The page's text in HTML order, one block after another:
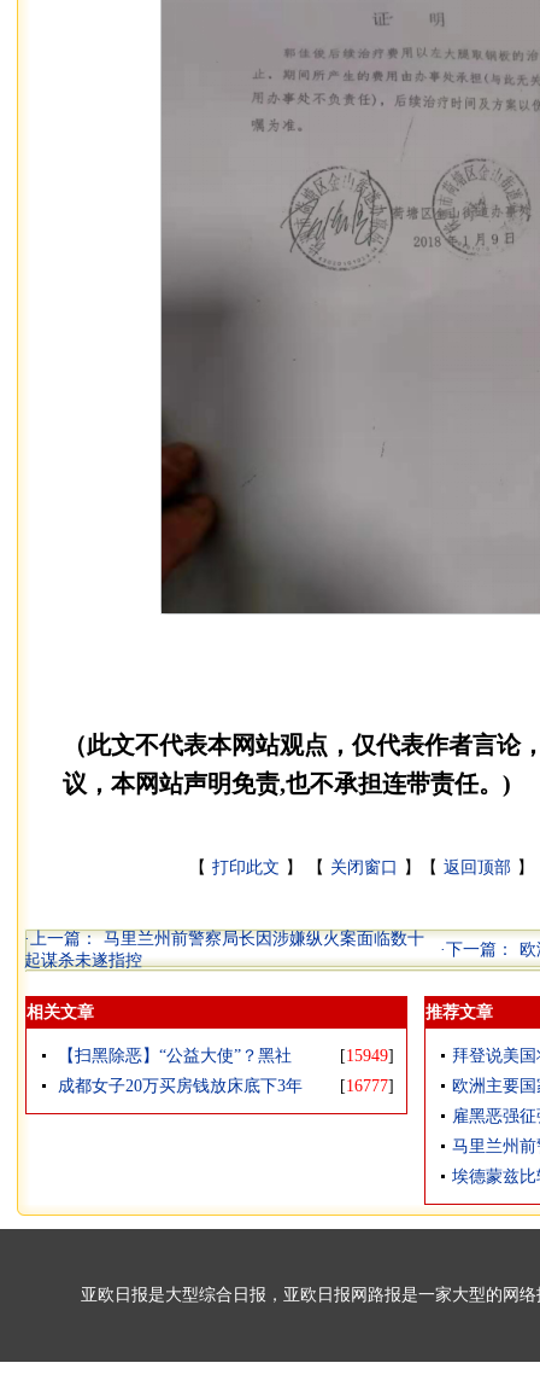
（此文不代表本网站观点，仅代表作者言论
议，本网站声明免责,也不承担连带责任。)
【 打印此文 】 【 关闭窗口 】【 返回顶部
·上一篇： 马里兰州前警察局长因涉嫌纵火案面临数十
起谋杀未遂指控
·下一篇：
相关文章
【扫黑除恶】“公益大使”？黑社 [15949]
成都女子20万买房钱放床底下3年
[16777]
推荐文章
拜登说美
欧洲主要
雇黑恶强
马里兰州
埃德蒙兹比
亚欧日报是大型综合日报，亚欧日报网路报是一家大型的网